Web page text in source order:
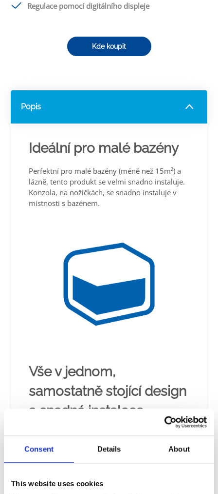
Consent Details About
This website uses cookies
Regulace pomocí digitálního displeje
Kde koupit
Popis
Ideální pro malé bazény
Perfektní pro malé bazény (méně než 15m²) a
lázně, tento produkt se velmi snadno instaluje.
Konzola, na nožičkách, se snadno instaluje v
místnosti s bazénem.
Vše v jednom,
samostatně stojící design
a snadná instalace
Konzole, na nožičkách, se snadnou instalací v
místnosti s bazénem.